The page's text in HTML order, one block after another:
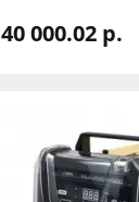
40 000.02 р.